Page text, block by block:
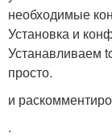
необходимые
Установка и
Устанавливаем
просто.
и
.